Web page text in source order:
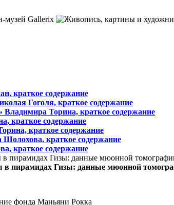
краткое содержание
Гоголя, краткое содержание
Торина, краткое содержание
краткое содержание
краткое содержание
краткое содержание
краткое содержание
пирамидах Гизы: данные мюонной